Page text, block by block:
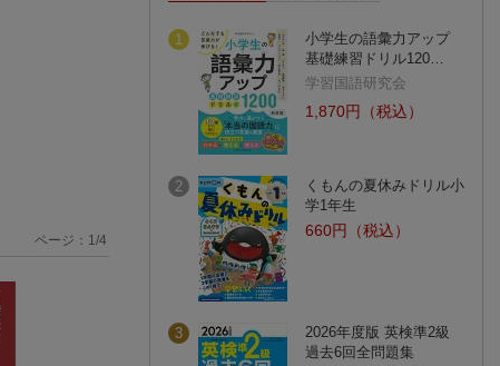
ページ： 1/4
1
小学生の語彙力アップ
基礎練習ドリル120…
学習国語研究会
1,870円（税込）
2
くもんの夏休みドリル小
学1年生
660円（税込）
3
2026年度版 英検準2級
過去6回全問題集